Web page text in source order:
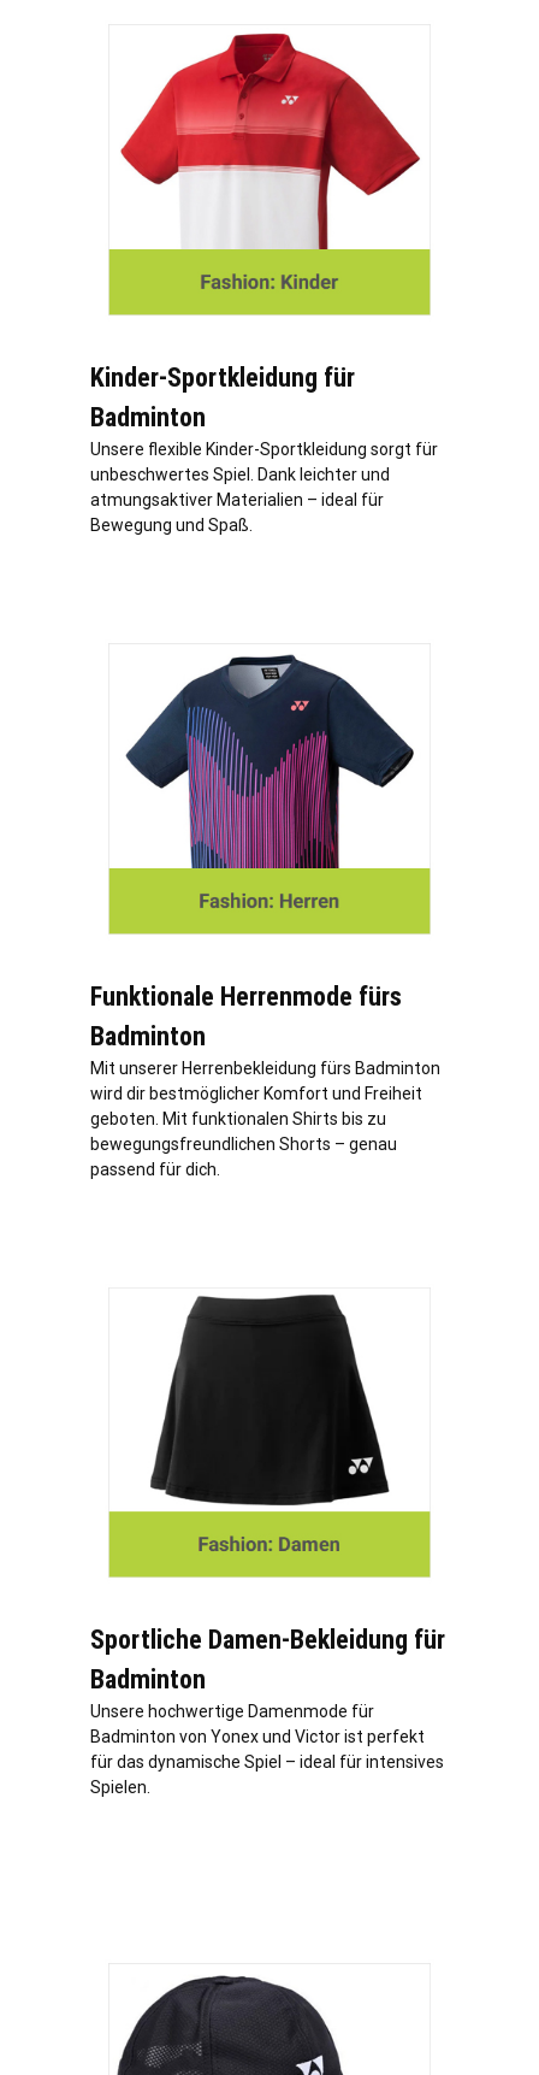
Kinder-Sportkleidung für
Badminton
Unsere flexible Kinder-Sportkleidung sorgt für
unbeschwertes Spiel. Dank leichter und
atmungsaktiver Materialien – ideal für
Bewegung und Spaß.
Funktionale Herrenmode fürs
Badminton
Mit unserer Herrenbekleidung fürs Badminton
wird dir bestmöglicher Komfort und Freiheit
geboten. Mit funktionalen Shirts bis zu
bewegungsfreundlichen Shorts – genau
passend für dich.
Sportliche Damen-Bekleidung für
Badminton
Unsere hochwertige Damenmode für
Badminton von Yonex und Victor ist perfekt
für das dynamische Spiel – ideal für intensives
Spielen.